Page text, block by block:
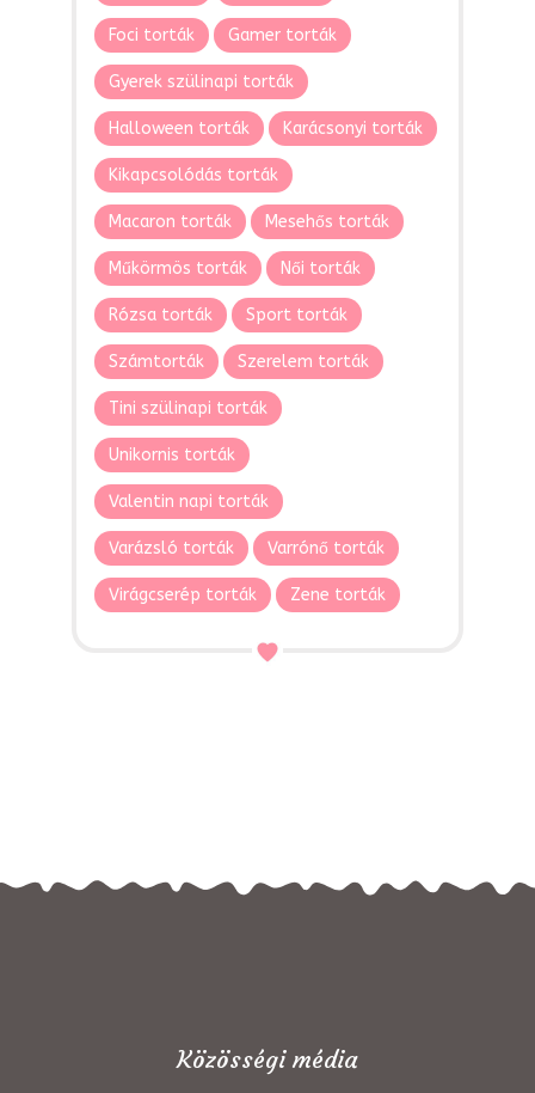
Foci torták Gamer torták
Gyerek szülinapi torták
Halloween torták Karácsonyi torták
Kikapcsolódás torták
Macaron torták Mesehős torták
Műkörmös torták Női torták
Rózsa torták Sport torták
Számtorták Szerelem torták
Tini szülinapi torták
Unikornis torták
Valentin napi torták
Varázsló torták Varrónő torták
Virágcserép torták Zene torták
Közösségi média